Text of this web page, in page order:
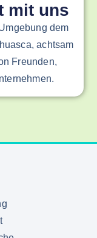
mit uns
dem
achtsam
Freunden,